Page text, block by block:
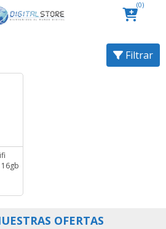
(0)
Filtrar
OFERTAS